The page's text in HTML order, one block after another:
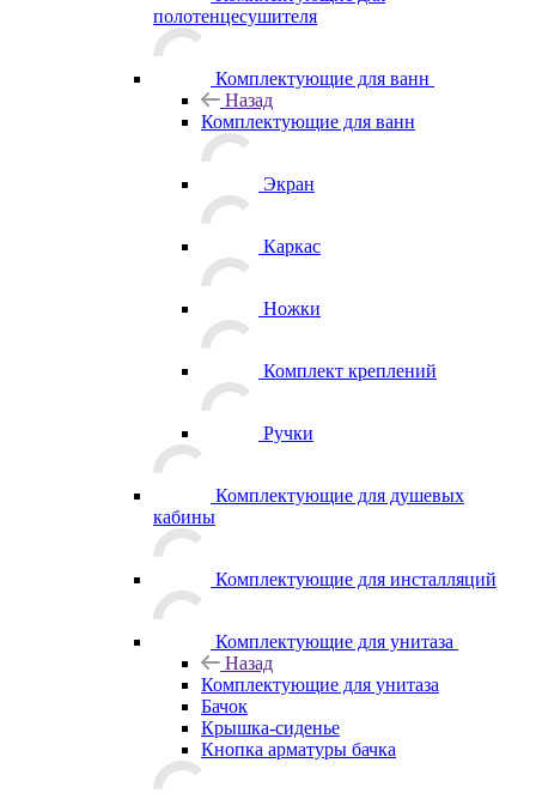
полотенцесушителя
Комплектующие для ванн
Назад
Комплектующие для ванн
Экран
Каркас
Ножки
Комплект креплений
Ручки
Комплектующие для душевых
кабины
Комплектующие для инсталляций
Комплектующие для унитаза
Назад
Комплектующие для унитаза
Бачок
Крышка-сиденье
Кнопка арматуры бачка